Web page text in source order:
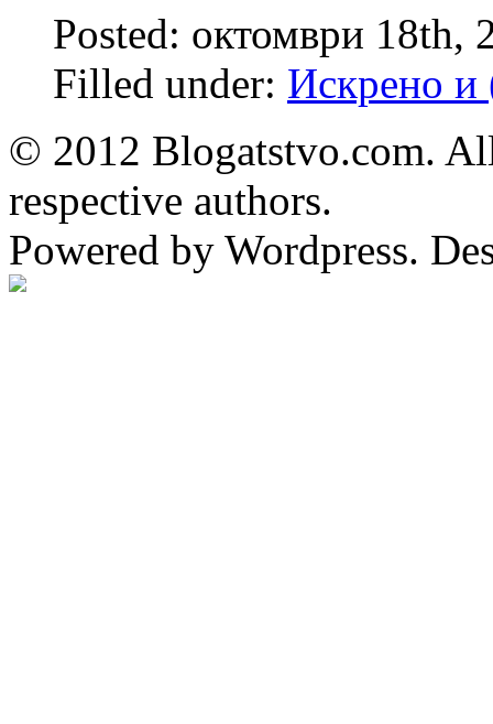
Posted: октомври 18th,
Filled under: Искрено и
© 2012 Blogatstvo.com.
respective authors.
Powered by Wordpress.